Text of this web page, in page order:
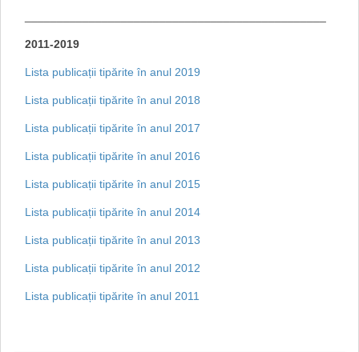
2011-2019
Lista publicații tipărite în anul 2019
Lista publicații tipărite în anul 2018
Lista publicații tipărite în anul 2017
Lista publicații tipărite în anul 2016
Lista publicații tipărite în anul 2015
Lista publicații tipărite în anul 2014
Lista publicații tipărite în anul 2013
Lista publicații tipărite în anul 2012
Lista publicații tipărite în anul 2011